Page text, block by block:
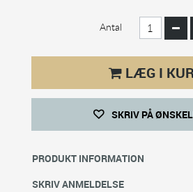
Antal
LÆG I
SKRIV PÅ
PRODUKT INFORMATION
SKRIV ANMELDELSE